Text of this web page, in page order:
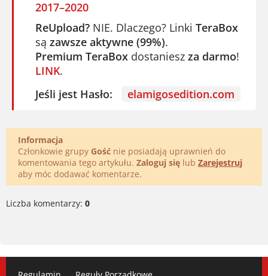
2017–2020
ReUpload? NIE. Dlaczego? Linki TeraBox
są zawsze aktywne (99%).
Premium TeraBox dostaniesz za darmo!
LINK.
Jeśli jest Hasło:
elamigosedition.com
Informacja
Członkowie grupy Gość nie posiadają uprawnień do
komentowania tego artykułu. Zaloguj się lub Zarejestruj
aby móc dodawać komentarze.
Liczba komentarzy: 0